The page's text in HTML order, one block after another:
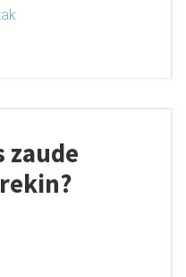
zaude